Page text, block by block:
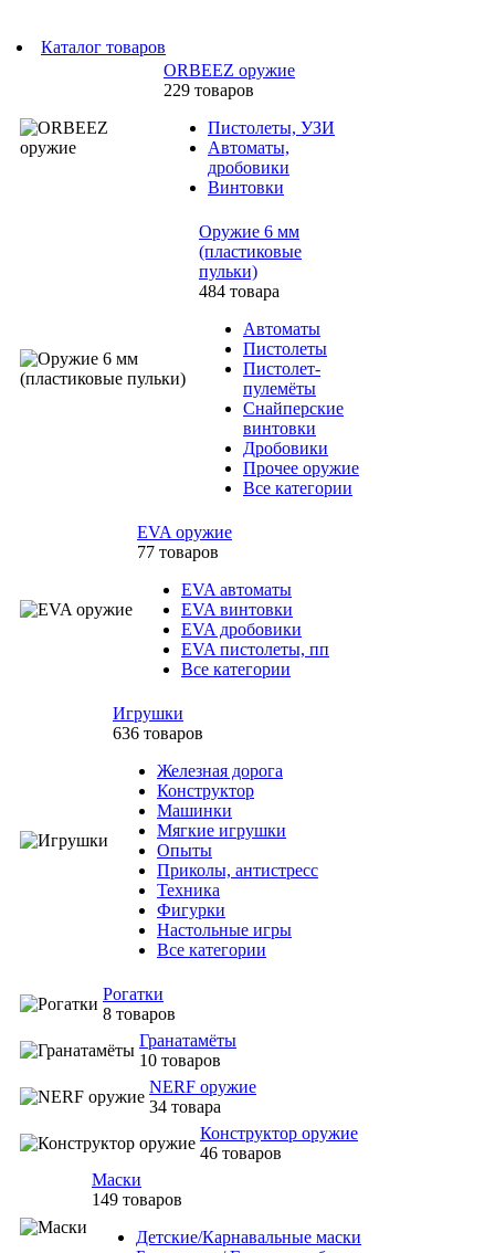
Каталог товаров
ORBEEZ оружие
229 товаров
Пистолеты, УЗИ
Автоматы,
дробовики
Винтовки
Оружие 6 мм
(пластиковые
пульки)
484 товара
Автоматы
Пистолеты
Пистолет-
пулемёты
Снайперские
винтовки
Дробовики
Прочее оружие
Все категории
EVA оружие
77 товаров
EVA автоматы
EVA винтовки
EVA дробовики
EVA пистолеты, пп
Все категории
Игрушки
636 товаров
Железная дорога
Конструктор
Машинки
Мягкие игрушки
Опыты
Приколы, антистресс
Техника
Фигурки
Настольные игры
Все категории
Рогатки
8 товаров
Гранатамёты
10 товаров
NERF оружие
34 товара
Конструктор оружие
46 товаров
Маски
149 товаров
Детские/Карнавальные маски